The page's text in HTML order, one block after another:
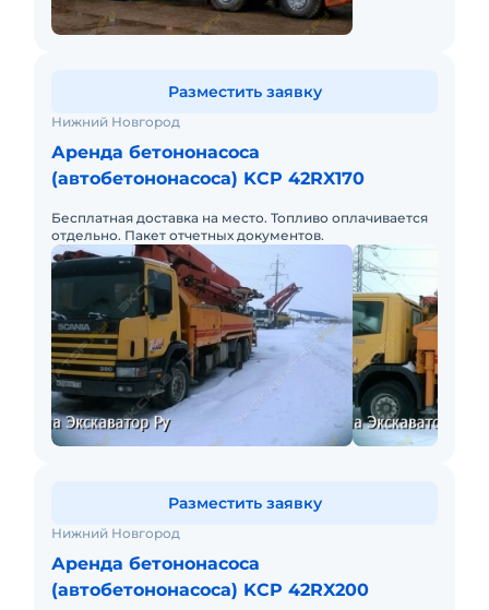
Нижний Новгород
Аренда бетононасоса
(автобетононасоса) KCP 42RX170
Бесплатная доставка на место. Топливо оплачивается
отдельно. Пакет отчетных документов.
Разместить заявку
Нижний Новгород
Аренда бетононасоса
(автобетононасоса) KCP 42RX200
Разместить заявку